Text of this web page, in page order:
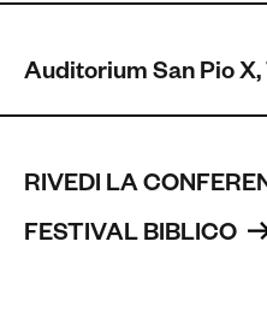
Auditorium San Pio
RIVEDI LA
FESTIVAL BIBLICO